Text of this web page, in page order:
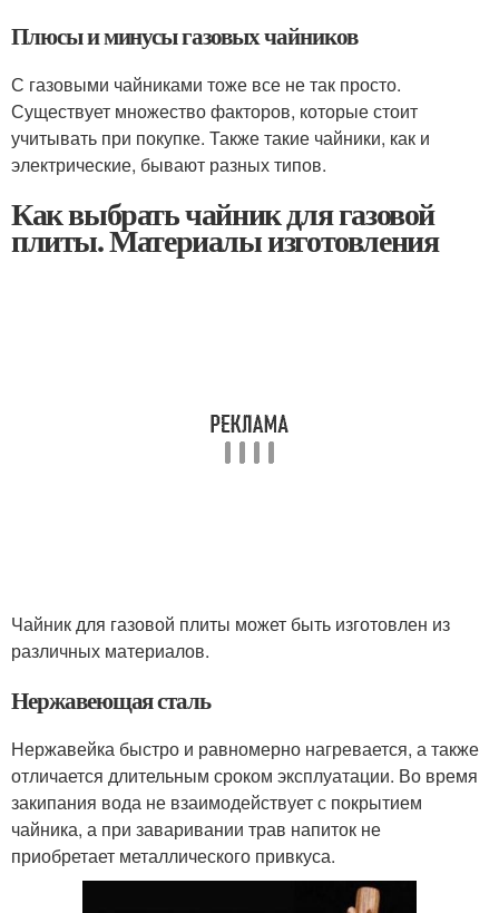
Плюсы и минусы газовых чайников
С газовыми чайниками тоже все не так просто.
Существует множество факторов, которые стоит
учитывать при покупке. Также такие чайники, как и
электрические, бывают разных типов.
Как выбрать чайник для газовой
плиты. Материалы изготовления
Чайник для газовой плиты может быть изготовлен из
различных материалов.
Нержавеющая сталь
Нержавейка быстро и равномерно нагревается, а также
отличается длительным сроком эксплуатации. Во время
закипания вода не взаимодействует с покрытием
чайника, а при заваривании трав напиток не
приобретает металлического привкуса.